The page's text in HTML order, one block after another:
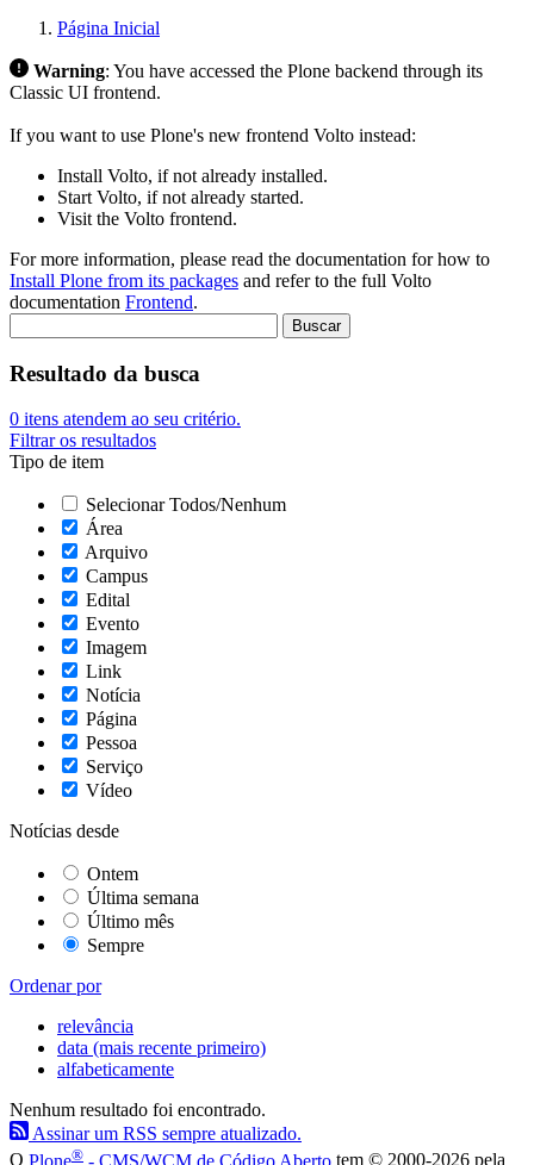
Página Inicial
Warning: You have accessed the Plone backend through its
Classic UI frontend.
If you want to use Plone's new frontend Volto instead:
Install Volto, if not already installed.
Start Volto, if not already started.
Visit the Volto frontend.
For more information, please read the documentation for how to
Install Plone from its packages and refer to the full Volto
documentation Frontend.
Resultado da busca
0 itens atendem ao seu critério.
Filtrar os resultados
Tipo de item
Selecionar Todos/Nenhum
Área
Arquivo
Campus
Edital
Evento
Imagem
Link
Notícia
Página
Pessoa
Serviço
Vídeo
Notícias desde
Ontem
Última semana
Último mês
Sempre
Ordenar por
relevância
data (mais recente primeiro)
alfabeticamente
Nenhum resultado foi encontrado.
Assinar um RSS sempre atualizado.
O Plone® - CMS/WCM de Código Aberto tem © 2000-2026 pela